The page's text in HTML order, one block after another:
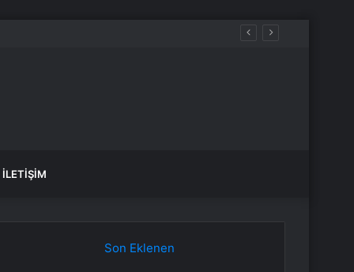
İLETIŞIM
Son Eklenen